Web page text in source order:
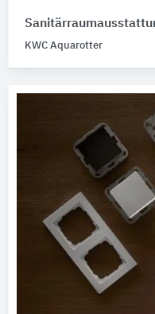
KWC Aquarotter